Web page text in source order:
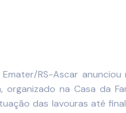
RS-Ascar
na Casa da
das lavouras até